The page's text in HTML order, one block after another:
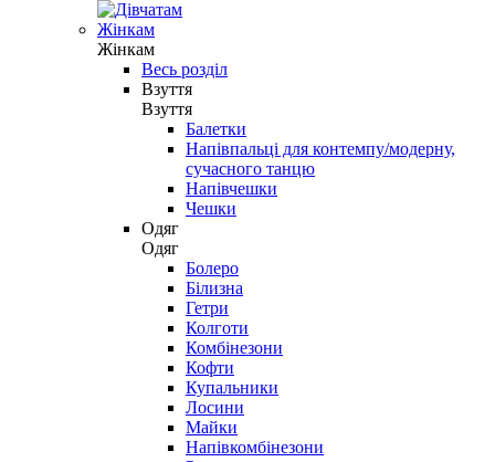
Жінкам
Жінкам
Весь розділ
Взуття
Взуття
Балетки
Напівпальці для контемпу/модерну,
сучасного танцю
Напівчешки
Чешки
Одяг
Одяг
Болеро
Білизна
Гетри
Колготи
Комбінезони
Кофти
Купальники
Лосини
Майки
Напівкомбінезони